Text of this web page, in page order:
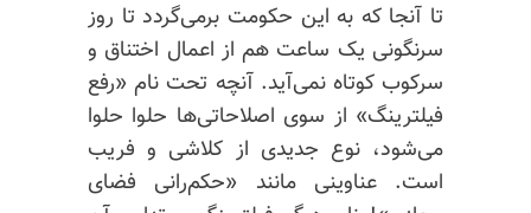
تا آنجا که به این حکومت برمی‌گردد تا روز
سرنگونی یک ساعت هم از اعمال اختناق و
سرکوب کوتاه نمی‌آید. آنچه تحت نام «رفع
فیلترینگ» از سوی اصلاحاتی‌ها حلوا حلوا
می‌شود، نوع جدیدی از کلاشی و فریب
است. عناوینی مانند «حکم‌رانی فضای